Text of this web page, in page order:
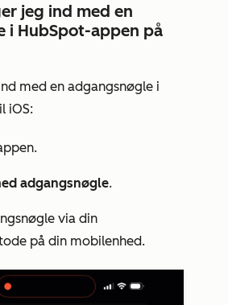
jeg ind med en
i HubSpot-appen på
med en adgangsnøgle i
iOS:
adgangsnøgle.
via din
på din mobilenhed.